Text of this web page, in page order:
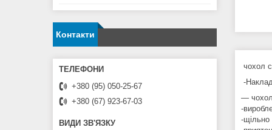
чохол
-
— чохол
-
-щільно
Контакти
+380 (95) 050-25-67
+380 (67) 923-67-03